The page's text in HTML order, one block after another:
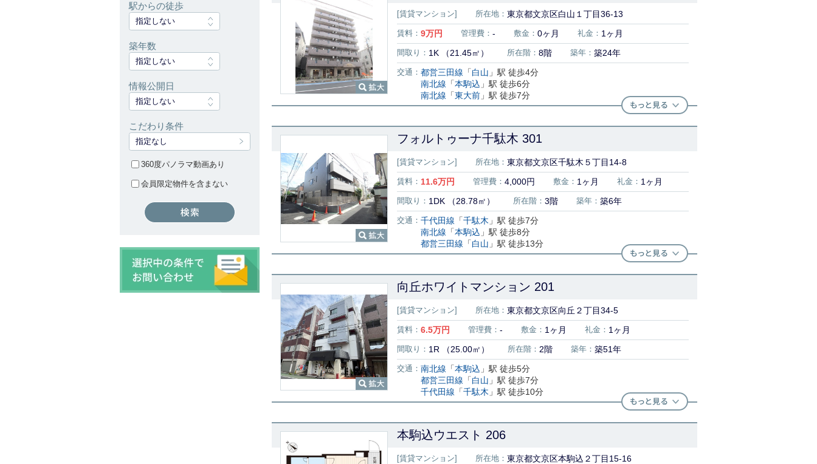
[賃貸マンション] 所在地： 東京都文京区白山１丁目36-13
賃料： 9万円 管理費： - 敷金： 0ヶ月 礼金： 1ヶ月
間取り： 1K （21.45㎡） 所在階： 8階 築年： 築24年
交通： 都営三田線 「白山 」駅 徒歩4分
南北線 「本駒込 」駅 徒歩6分
南北線 「東大前 」駅 徒歩7分
フォルトゥーナ千駄木 301
[賃貸マンション] 所在地： 東京都文京区千駄木５丁目14-8
賃料： 11.6万円 管理費： 4,000円 敷金： 1ヶ月 礼金： 1ヶ月
間取り： 1DK （28.78㎡） 所在階： 3階 築年： 築6年
交通： 千代田線 「千駄木 」駅 徒歩7分
南北線 「本駒込 」駅 徒歩8分
都営三田線 「白山 」駅 徒歩13分
向丘ホワイトマンション 201
[賃貸マンション] 所在地： 東京都文京区向丘２丁目34-5
賃料： 6.5万円 管理費： - 敷金： 1ヶ月 礼金： 1ヶ月
間取り： 1R （25.00㎡） 所在階： 2階 築年： 築51年
交通： 南北線 「本駒込 」駅 徒歩5分
都営三田線 「白山 」駅 徒歩7分
千代田線 「千駄木 」駅 徒歩10分
本駒込ウエスト 206
[賃貸マンション] 所在地： 東京都文京区本駒込２丁目15-16
駅からの徒歩
指定しない
築年数
指定しない
情報公開日
指定しない
こだわり条件
指定なし
360度パノラマ動画あり
会員限定物件を含まない